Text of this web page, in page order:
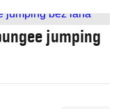
jumping